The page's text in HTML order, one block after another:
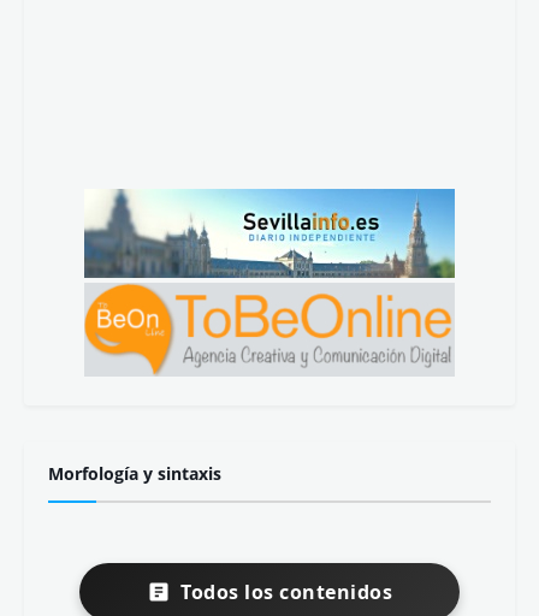
Morfología y sintaxis
Todos los contenidos